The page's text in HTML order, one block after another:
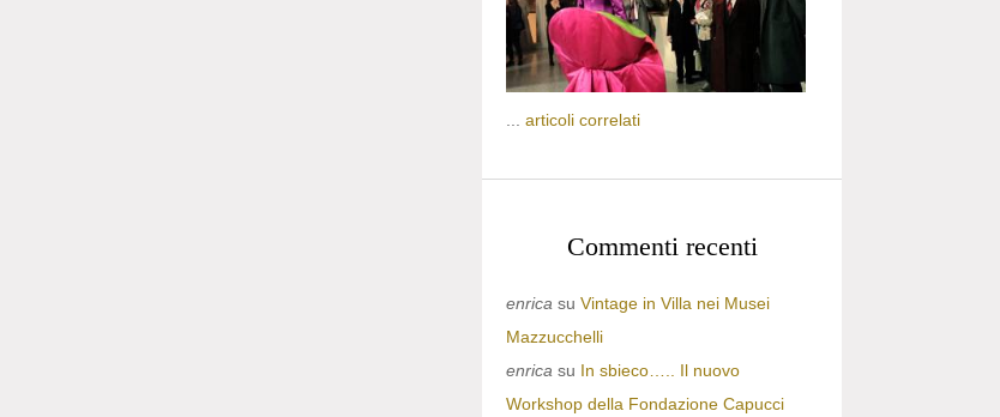
articoli correlati
Commenti recenti
enrica su Vintage in Villa nei Musei
Mazzucchelli
enrica su In sbieco….. Il nuovo
Workshop della Fondazione Capucci